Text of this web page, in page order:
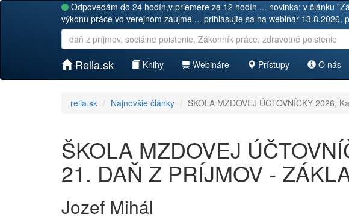
Odpovedám do 24 hodín,v priemere za 12 hodín ... novinka: v článku
výkonu práce vo verejnom záujme ... prihlasujte sa na webinár 13.8.2026,
Relia.sk Knihy Webináre Prístupy O nás
relia.sk Najnovšie články ŠKOLA MZDOVEJ ÚČTOVNÍČKY 2026,
ŠKOLA MZDOVEJ
21. DAŇ Z PRÍJMOV -
Jozef Mihál